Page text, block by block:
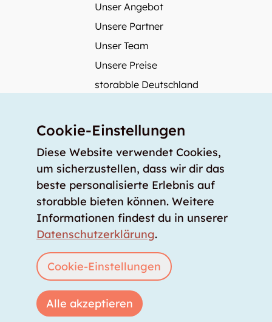
Unser Angebot
Unsere Partner
Unser Team
Unsere Preise
storabble Deutschland
Mehr über storabble
Medienbeiträge
Wie gross muss ein Lagerraum sein?
Was kostet ein Lagerraum?
Für Lageranbieter
Anmelden Lagerraum inserieren
Copyright © 2026 storabble|Datenschutzerklärung
Cookie-Einstellungen
Diese Website verwendet Cookies,
um sicherzustellen, dass wir dir das
beste personalisierte Erlebnis auf
storabble bieten können. Weitere
Informationen findest du in unserer
Datenschutzerklärung.
Cookie-Einstellungen
Alle akzeptieren